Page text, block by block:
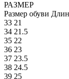
РАЗМЕР
Размер обуви
33 21
34 21.5
35 22
36 23
37 23.5
38 24.5
39 25